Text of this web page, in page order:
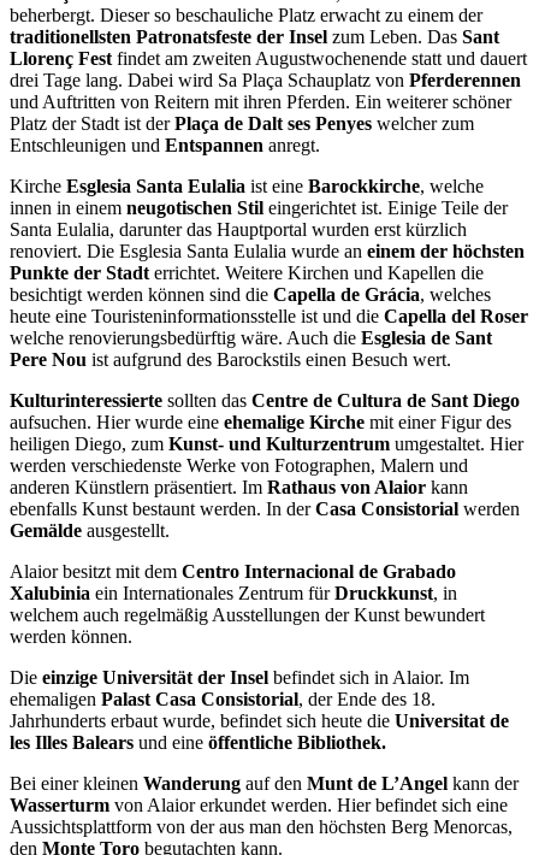
beherbergt. Dieser so beschauliche Platz erwacht zu einem der
traditionellsten Patronatsfeste der Insel zum Leben. Das Sant
Llorenç Fest findet am zweiten Augustwochenende statt und dauert
drei Tage lang. Dabei wird Sa Plaça Schauplatz von Pferderennen
und Auftritten von Reitern mit ihren Pferden. Ein weiterer schöner
Platz der Stadt ist derPlaça de Dalt ses Penyes welcher zum
Entschleunigen und Entspannen anregt.
Kirche Esglesia Santa Eulalia ist eine Barockkirche, welche
innen in einem neugotischen Stil eingerichtet ist. Einige Teile der
Santa Eulalia, darunter das Hauptportal wurden erst kürzlich
renoviert. Die Esglesia Santa Eulalia wurde an einem der höchsten
Punkte der Stadt errichtet. Weitere Kirchen und Kapellen die
besichtigt werden können sind die Capella de Grácia, welches
heute eine Touristeninformationsstelle ist und die Capella del Roser
welche renovierungsbedürftig wäre. Auch die Esglesia de Sant
Pere Nou ist aufgrund des Barockstils einen Besuch wert.
Kulturinteressierte sollten das Centre de Cultura de Sant Diego
aufsuchen. Hier wurde eine ehemalige Kirche mit einer Figur des
heiligen Diego, zum Kunst- und Kulturzentrum umgestaltet. Hier
werden verschiedenste Werke von Fotographen, Malern und
anderen Künstlern präsentiert. Im Rathaus von Alaior kann
ebenfalls Kunst bestaunt werden. In derCasa Consistorial werden
Gemälde ausgestellt.
Alaior besitzt mit dem Centro Internacional de Grabado
Xalubinia ein Internationales Zentrum fürDruckkunst, in
welchem auch regelmäßig Ausstellungen der Kunst bewundert
werden können.
Die einzige Universität der Insel befindet sich in Alaior. Im
ehemaligen Palast Casa Consistorial, der Ende des 18.
Jahrhunderts erbaut wurde, befindet sich heute die Universitat de
les Illes Balears und eine öffentliche Bibliothek.
Bei einer kleinen Wanderung auf den Munt de L’Angel kann der
Wasserturm von Alaior erkundet werden. Hier befindet sich eine
Aussichtsplattform von der aus man den höchsten Berg Menorcas,
den Monte Toro begutachten kann.